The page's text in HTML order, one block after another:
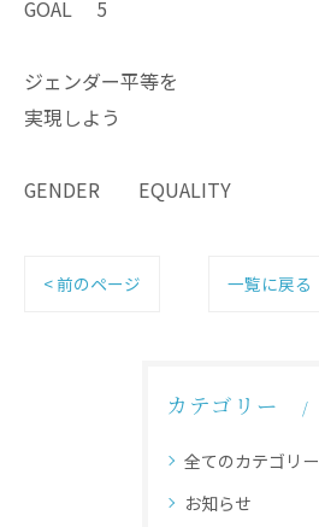
GOAL 5
ジェンダー平等を
実現しよう
GENDER EQUALITY
< 前のページ 一覧に戻る
カテゴリー
全てのカテゴリー
お知らせ